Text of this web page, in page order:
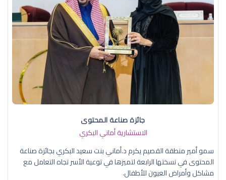
جائزة صناعة المحتوى
الاستشارية أماني البكري
سمو أمير منطقة القصيم يكرم د.أماني بنت سعيد البكري بجائزة صناعة
المحتوى في نسختها الرابعة لتميزها في توعية الأسر تجاه التعامل مع
مشاكل وأمراض العيون للأطفال.